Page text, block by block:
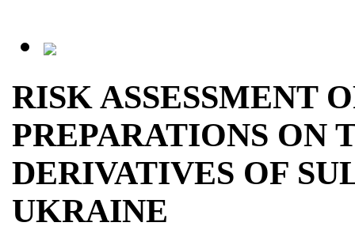
RISK ASSESSMENT
PREPARATIONS ON
DERIVATIVES OF
UKRAINE